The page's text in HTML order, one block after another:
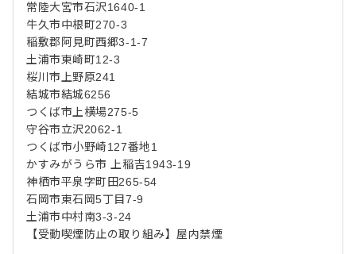
常陸大宮市石沢1640-1
牛久市中根町270-3
稲敷郡阿見町西郷3-1-7
土浦市東崎町12-3
桜川市上野原241
結城市結城6256
つくば市上横場275-5
守谷市立沢2062-1
つくば市小野崎127番地1
かすみがうら市 上稲吉1943-19
神栖市平泉字町田265-54
石岡市東石岡5丁目7-9
土浦市中村南3-3-24
【受動喫煙防止の取り組み】屋内禁煙